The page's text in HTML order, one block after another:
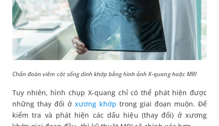
Chẩn đoán viêm cột sống dính khớp bằng hình ảnh X-quang hoặc MRI
Tuy nhiên, hình chụp X-quang chỉ có thể phát hiện được
những thay đổi ở xương khớp trong giai đoạn muộn. Để
kiểm tra và phát hiện các dấu hiệu (thay đổi) ở xương